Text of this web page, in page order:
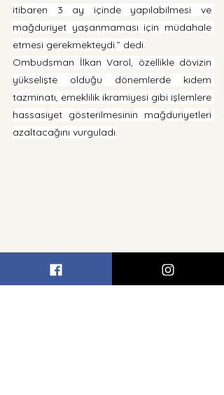
itibaren 3 ay içinde yapılabilmesi ve
mağduriyet yaşanmaması için müdahale
etmesi gerekmekteydi.” dedi.
Ombudsman İlkan Varol, özellikle dövizin
yükselişte olduğu dönemlerde kıdem
tazminatı, emeklilik ikramiyesi gibi işlemlere
hassasiyet gösterilmesinin mağduriyetleri
azaltacağını vurguladı.